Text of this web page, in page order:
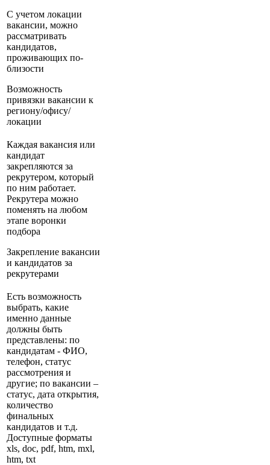
С учетом локации
вакансии, можно
рассматривать
кандидатов,
проживающих по-
близости
Возможность
привязки вакансии к
региону/офису/
локации
Каждая вакансия или
кандидат
закрепляются за
рекрутером, который
по ним работает.
Рекрутера можно
поменять на любом
этапе воронки
подбора
Закрепление вакансии
и кандидатов за
рекрутерами
Есть возможность
выбрать, какие
именно данные
должны быть
представлены: по
кандидатам - ФИО,
телефон, статус
рассмотрения и
другие; по вакансии –
статус, дата открытия,
количество
финальных
кандидатов и т.д.
Доступные форматы
xls, doc, pdf, htm, mxl,
htm, txt